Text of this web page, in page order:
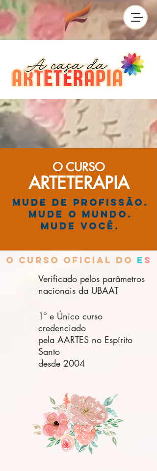
O CURSO
ARTETERAPIA
Mude de profissão.
Mude o mundo.
Mude você.
O curso oficial do E S
Verificado pelos parâmetros
nacionais da UBAAT
1º e Único curso
credenciado
pela AARTES no Espírito
Santo
desde 2004